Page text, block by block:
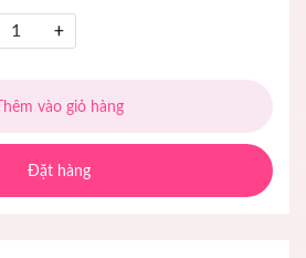
+
Thêm vào giỏ hàng
Đặt hàng